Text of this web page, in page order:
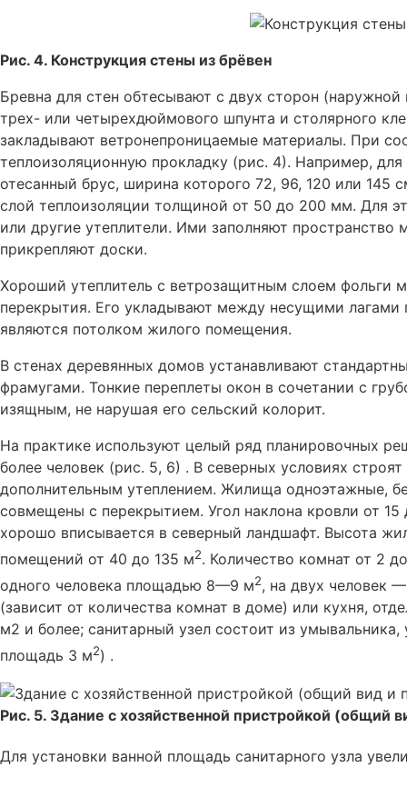
Рис. 4. Конструкция стены из брёвен
Бревна для стен обтесывают с двух сторон
трех- или четырехдюймового шпунта и столярного
закладывают ветронепроницаемые материалы. При
теплоизоляционную прокладку (рис. 4). Например,
отесанный брус, ширина которого 72, 96, 120 или 145
слой теплоизоляции толщиной от 50 до 200 мм. Для
или другие утеплители. Ими заполняют
прикрепляют доски.
Хороший утеплитель с ветрозащитным слоем фольги
перекрытия. Его укладывают между несущими
являются потолком жилого помещения.
В стенах деревянных домов устанавливают
фрамугами. Тонкие переплеты окон в сочетании с
изящным, не нарушая его сельский колорит.
На практике используют целый ряд планировочных
более человек (рис. 5, 6) . В северных условиях
дополнительным утеплением. Жилища одноэтажные,
совмещены с перекрытием. Угол наклона кровли от 15
хорошо вписывается в северный ландшафт. Высота
помещений от 40 до 135 м2. Количество комнат от 2
одного человека площадью 8—9 м2, на двух человек
(зависит от количества комнат в доме) или кухня,
м2 и более; санитарный узел состоит из
площадь 3 м2) .
Рис. 5. Здание с хозяйственной пристройкой (общий
Для установки ванной площадь санитарного узла